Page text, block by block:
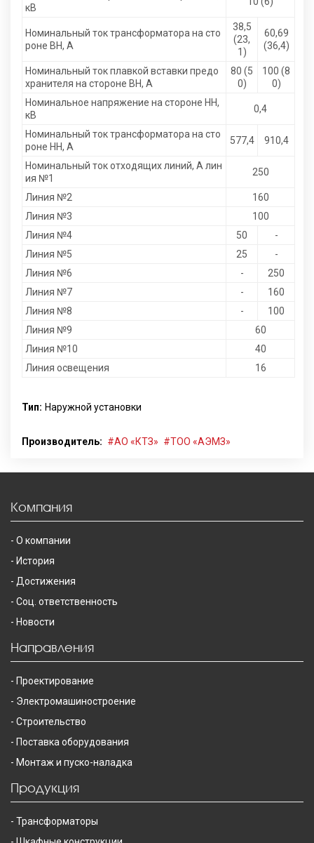
кВ
Номинальный ток трансформатора на сто
роне ВН, А
38,5
(23,
1)
60,69
(36,4)
Номинальный ток плавкой вставки предо
хранителя на стороне ВН, А
80 (5
0)
100 (8
0)
Номинальное напряжение на стороне НН,
кВ
0,4
Номинальный ток трансформатора на сто
роне НН, А
577,4 910,4
Номинальный ток отходящих линий, А лин
ия №1
250
Линия №2
160
Линия №3
100
Линия №4
50
-
Линия №5
25
-
Линия №6
-
250
Линия №7
-
160
Линия №8
-
100
Линия №9
60
Линия №10
40
Линия освещения
16
Тип: Наружной установки
Производитель: АО «КТЗ» ТОО «АЭМЗ»
Компания
О компании
История
Достижения
Соц. ответственность
Новости
Направления
Проектирование
Электромашиностроение
Строительство
Поставка оборудования
Монтаж и пуско-наладка
Продукция
Трансформаторы